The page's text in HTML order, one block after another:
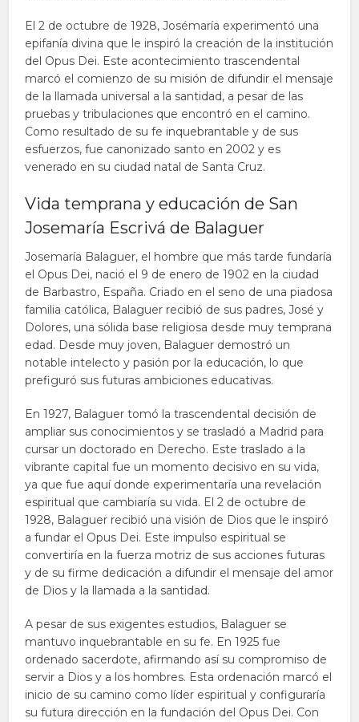
El 2 de octubre de 1928, Josémaría experimentó una
epifanía divina que le inspiró la creación de la institución
del Opus Dei. Este acontecimiento trascendental
marcó el comienzo de su misión de difundir el mensaje
de la llamada universal a la santidad, a pesar de las
pruebas y tribulaciones que encontró en el camino.
Como resultado de su fe inquebrantable y de sus
esfuerzos, fue canonizado santo en 2002 y es
venerado en su ciudad natal de Santa Cruz.
Vida temprana y educación de San
Josemaría Escrivá de Balaguer
Josemaría Balaguer, el hombre que más tarde fundaría
el Opus Dei, nació el 9 de enero de 1902 en la ciudad
de Barbastro, España. Criado en el seno de una piadosa
familia católica, Balaguer recibió de sus padres, José y
Dolores, una sólida base religiosa desde muy temprana
edad. Desde muy joven, Balaguer demostró un
notable intelecto y pasión por la educación, lo que
prefiguró sus futuras ambiciones educativas.
En 1927, Balaguer tomó la trascendental decisión de
ampliar sus conocimientos y se trasladó a Madrid para
cursar un doctorado en Derecho. Este traslado a la
vibrante capital fue un momento decisivo en su vida,
ya que fue aquí donde experimentaría una revelación
espiritual que cambiaría su vida. El 2 de octubre de
1928, Balaguer recibió una visión de Dios que le inspiró
a fundar el Opus Dei. Este impulso espiritual se
convertiría en la fuerza motriz de sus acciones futuras
y de su firme dedicación a difundir el mensaje del amor
de Dios y la llamada a la santidad.
A pesar de sus exigentes estudios, Balaguer se
mantuvo inquebrantable en su fe. En 1925 fue
ordenado sacerdote, afirmando así su compromiso de
servir a Dios y a los hombres. Esta ordenación marcó el
inicio de su camino como líder espiritual y configuraría
su futura dirección en la fundación del Opus Dei. Con